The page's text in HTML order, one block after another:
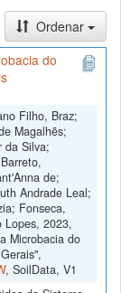
Ordenar
do
Filho, Braz;
Magalhẽs;
da Silva;
de;
Andrade Leal;
Fonseca,
Lopes, 2023,
Microbacia do
, SoilData, V1